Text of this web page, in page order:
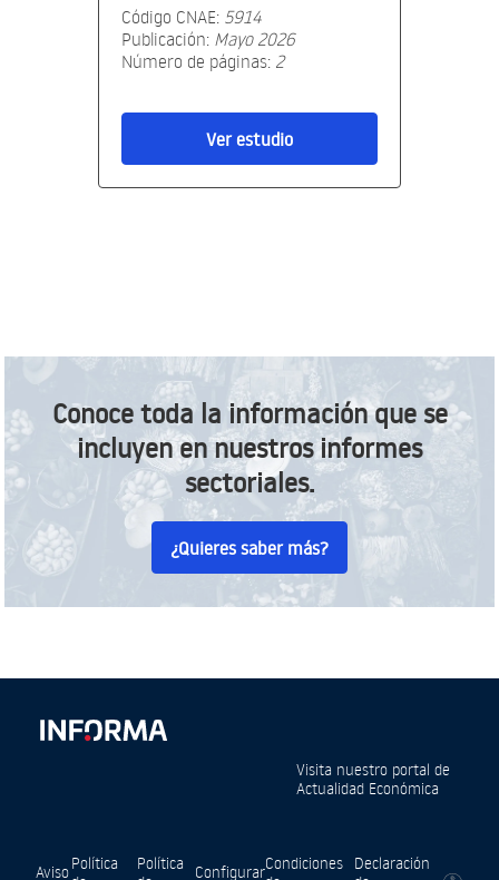
Código CNAE: 5914
Publicación: Mayo 2026
Número de páginas: 2
Ver estudio
Conoce toda la información que se
incluyen en nuestros informes
sectoriales.
¿Quieres saber más?
Visita nuestro portal de
Actualidad Económica
AvisoPolítica
Política
ConfigurarCondiciones
Declaración